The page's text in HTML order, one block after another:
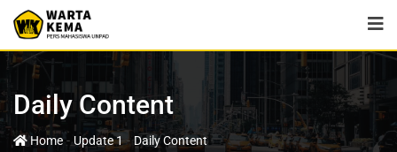
Daily Content
Home-Update 1-Daily Content